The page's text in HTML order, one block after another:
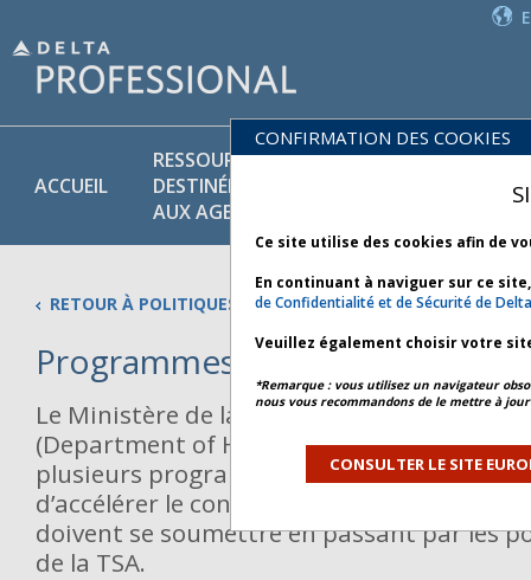
ACCUEIL
RESSOURCES
DESTINÉES
AUX AGENTS
ET
RETOUR À POLITIQUES COMMERCIALES
Programmes Trusted Traveler
Le Ministère de la Sécurité intérieure des
(Department of Homeland Security, DHS)
plusieurs programmes Trusted Traveler,
d’accélérer le contrôle de sécurité auquel
doivent se soumettre en passant par les
de la TSA.
CONFIRMATION DES COOKIES
Ce site utilise des cookies afin de
En continuant à naviguer sur ce
de Confidentialité et de Sécurité de Delta
Veuillez également choisir votre
*Remarque : vous utilisez un navigateur
nous vous recommandons de le mettre à
CONSULTER LE SITE